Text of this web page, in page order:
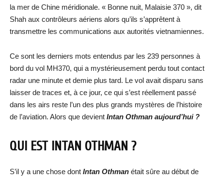
la mer de Chine méridionale. « Bonne nuit, Malaisie 370 », dit
Shah aux contrôleurs aériens alors qu’ils s’apprêtent à
transmettre les communications aux autorités vietnamiennes.
Ce sont les derniers mots entendus par les 239 personnes à
bord du vol MH370, qui a mystérieusement perdu tout contact
radar une minute et demie plus tard. Le vol avait disparu sans
laisser de traces et, à ce jour, ce qui s’est réellement passé
dans les airs reste l’un des plus grands mystères de l’histoire
de l’aviation. Alors que devient Intan Othman aujourd’hui ?
QUI EST INTAN OTHMAN ?
S’il y a une chose dont Intan Othman était sûre au début de